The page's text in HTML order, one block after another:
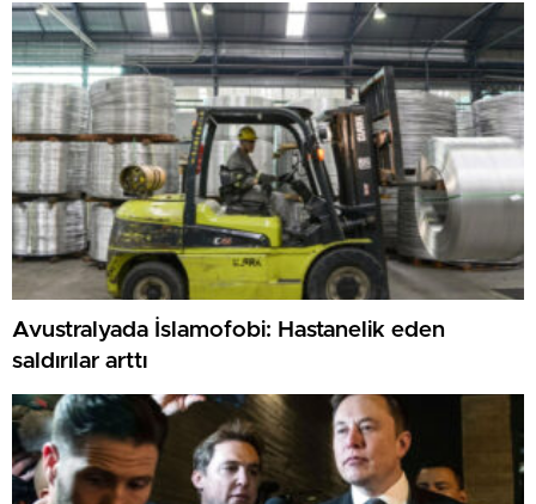
Avustralyada İslamofobi: Hastanelik eden
saldırılar arttı